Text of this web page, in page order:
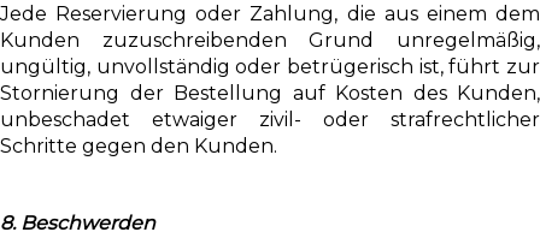
Jede Reservierung oder Zahlung, die aus einem dem
Kunden zuzuschreibenden Grund unregelmäßig,
ungültig, unvollständig oder betrügerisch ist, führt zur
Stornierung der Bestellung auf Kosten des Kunden,
unbeschadet etwaiger zivil- oder strafrechtlicher
Schritte gegen den Kunden.
8. Beschwerden